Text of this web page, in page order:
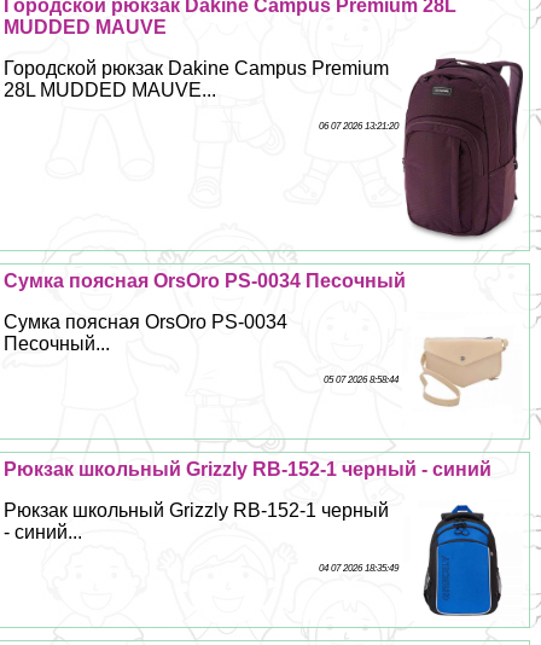
Городской рюкзак Dakine Campus Premium 28L
MUDDED MAUVE
Городской рюкзак Dakine Campus Premium
28L MUDDED MAUVE...
06 07 2026 13:21:20
Сумка поясная OrsOro PS-0034 Песочный
Сумка поясная OrsOro PS-0034
Песочный...
05 07 2026 8:58:44
Рюкзак школьный Grizzly RB-152-1 черный - синий
Рюкзак школьный Grizzly RB-152-1 черный
- синий...
04 07 2026 18:35:49